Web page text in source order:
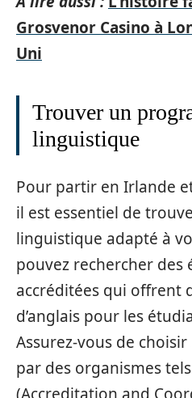
Grosvenor Casino à
Uni
Trouver un
linguistique
Pour partir en Irlande
il est essentiel de
linguistique adapté à
pouvez rechercher des
accréditées qui offrent
d’anglais pour les
Assurez-vous de
par des organismes tels
(Accreditation and